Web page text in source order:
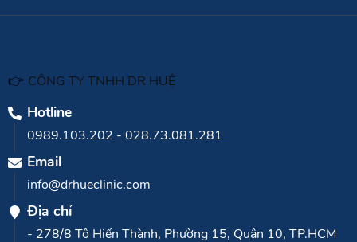
thành địa chỉ làm đẹp uy tín được hàng
👉 CÔNG TY TNHH DR HUỆ
Hotline
0989.103.202-028.73.081.281
Email
info@drhueclinic.com